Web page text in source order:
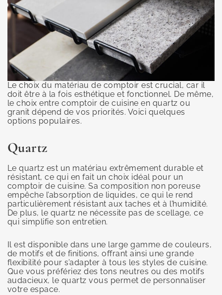
Le choix du matériau de comptoir est crucial, car il
doit être à la fois esthétique et fonctionnel. De même,
le choix entre comptoir de cuisine en quartz ou
granit dépend de vos priorités. Voici quelques
options populaires.
Quartz
Le quartz est un matériau extrêmement durable et
résistant, ce qui en fait un choix idéal pour un
comptoir de cuisine. Sa composition non poreuse
empêche l’absorption de liquides, ce qui le rend
particulièrement résistant aux taches et à l’humidité.
De plus, le quartz ne nécessite pas de scellage, ce
qui simplifie son entretien.
Il est disponible dans une large gamme de couleurs,
de motifs et de finitions, offrant ainsi une grande
flexibilité pour s’adapter à tous les styles de cuisine.
Que vous préfériez des tons neutres ou des motifs
audacieux, le quartz vous permet de personnaliser
votre espace.